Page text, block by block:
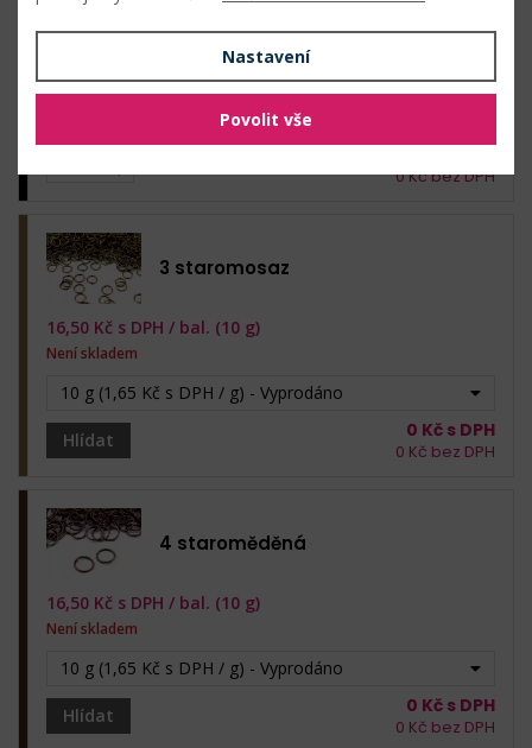
10 g (1,65 Kč s DPH / g)
bal. (10 g)
Skladem: 800 g
0Kč bez DPH
3 staromosaz
10 g (1,65 Kč s DPH / g) - Vyprodáno
Hlídat
16,50 Kč s DPH / bal. (10 g)
Není skladem
0 Kč s DPH
0 Kč bez DPH
4 staroměděná
10 g (1,65 Kč s DPH / g) - Vyprodáno
Hlídat
16,50 Kč s DPH / bal. (10 g)
Není skladem
0 Kč s DPH
0 Kč bez DPH
Nastavení
Povolit vše